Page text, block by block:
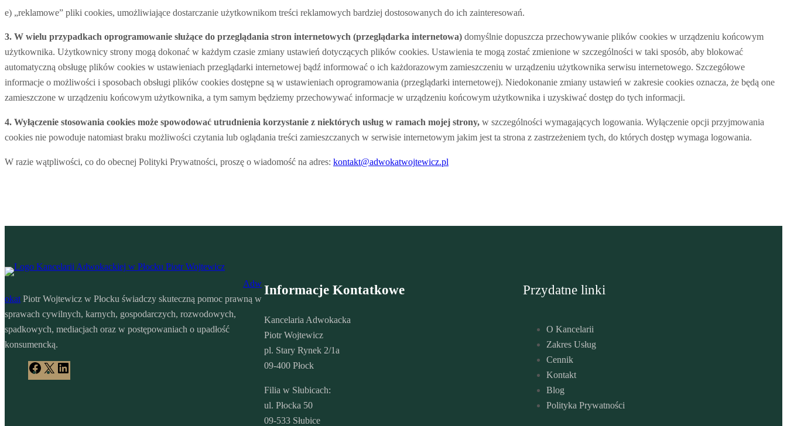
e) „reklamowe” pliki cookies, umożliwiające dostarczanie użytkownikom treści reklamowych bardziej dostosowanych do ich zainteresowań.
3. W wielu przypadkach oprogramowanie służące do przeglądania stron internetowych (przeglądarka internetowa) domyślnie dopuszcza przechowywanie plików cookies w urządzeniu końcowym
użytkownika. Użytkownicy strony mogą dokonać w każdym czasie zmiany ustawień dotyczących plików cookies. Ustawienia te mogą zostać zmienione w szczególności w taki sposób, aby blokować
automatyczną obsługę plików cookies w ustawieniach przeglądarki internetowej bądź informować o ich każdorazowym zamieszczeniu w urządzeniu użytkownika serwisu internetowego. Szczegółowe
informacje o możliwości i sposobach obsługi plików cookies dostępne są w ustawieniach oprogramowania (przeglądarki internetowej). Niedokonanie zmiany ustawień w zakresie cookies oznacza, że będą one
zamieszczone w urządzeniu końcowym użytkownika, a tym samym będziemy przechowywać informacje w urządzeniu końcowym użytkownika i uzyskiwać dostęp do tych informacji.
4. Wyłączenie stosowania cookies może spowodować utrudnienia korzystanie z niektórych usług w ramach mojej strony, w szczególności wymagających logowania. Wyłączenie opcji przyjmowania
cookies nie powoduje natomiast braku możliwości czytania lub oglądania treści zamieszczanych w serwisie internetowym jakim jest ta strona z zastrzeżeniem tych, do których dostęp wymaga logowania.
W razie wątpliwości, co do obecnej Polityki Prywatności, proszę o wiadomość na adres: kontakt@adwokatwojtewicz.pl
Adw
okat Piotr Wojtewicz w Płocku świadczy skuteczną pomoc prawną w
sprawach cywilnych, karnych, gospodarczych, rozwodowych,
spadkowych, mediacjach oraz w postępowaniach o upadłość
konsumencką.
Facebook
X
Informacje Kontatkowe
Kancelaria Adwokacka
Piotr Wojtewicz
pl. Stary Rynek 2/1a
09-400 Płock
Filia w Słubicach:
ul. Płocka 50
09-533 Słubice
Przydatne linki
O Kancelarii
Zakres Usług
Cennik
Kontakt
Blog
Polityka Prywatności